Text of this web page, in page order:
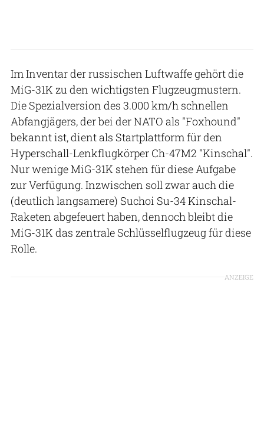
Im Inventar der russischen Luftwaffe gehört die
MiG-31K zu den wichtigsten Flugzeugmustern.
Die Spezialversion des 3.000 km/h schnellen
Abfangjägers, der bei der NATO als "Foxhound"
bekannt ist, dient als Startplattform für den
Hyperschall-Lenkflugkörper Ch-47M2 "Kinschal".
Nur wenige MiG-31K stehen für diese Aufgabe
zur Verfügung. Inzwischen soll zwar auch die
(deutlich langsamere) Suchoi Su-34 Kinschal-
Raketen abgefeuert haben, dennoch bleibt die
MiG-31K das zentrale Schlüsselflugzeug für diese
Rolle.
ANZEIGE